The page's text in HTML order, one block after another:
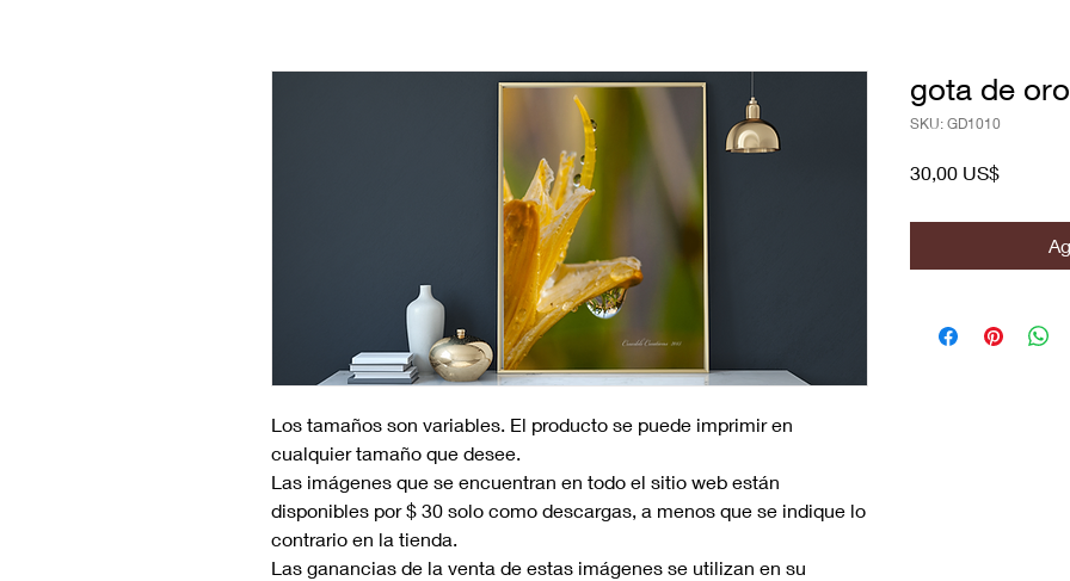
Los tamaños son variables. El producto se puede imprimir en
cualquier tamaño que desee.
Las imágenes que se encuentran en todo el sitio web están
disponibles por $ 30 solo como descargas, a menos que se indique lo
contrario en la tienda.
Las ganancias de la venta de estas imágenes se utilizan en su
gota de oro
SKU: GD1010
30,00 US$Precio